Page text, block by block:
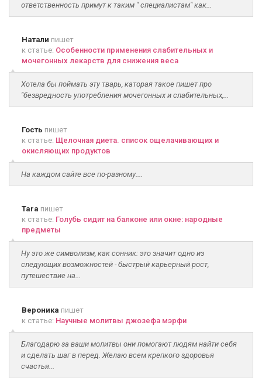
ответственность примут к таким " специалистам" как...
Натали пишет
к статье: Особенности применения слабительных и
мочегонных лекарств для снижения веса
Хотела бы поймать эту тварь, каторая такое пишет про
"безвредность употребления мочегонных и слабительных,...
Гость пишет
к статье: Щелочная диета. список ощелачивающих и
окисляющих продуктов
На каждом сайте все по-разному....
Tara пишет
к статье: Голубь сидит на балконе или окне: народные
предметы
Ну это же символизм, как сонник: это значит одно из
следующих возможностей - быстрый карьерный рост,
путешествие на...
Вероника пишет
к статье: Научные молитвы джозефа мэрфи
Благодарю за ваши молитвы они помогают людям найти себя
и сделать шаг в перед. Желаю всем крепкого здоровья
счастья...